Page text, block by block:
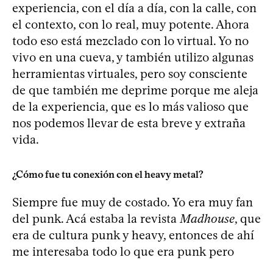
experiencia, con el día a día, con la calle, con
el contexto, con lo real, muy potente. Ahora
todo eso está mezclado con lo virtual. Yo no
vivo en una cueva, y también utilizo algunas
herramientas virtuales, pero soy consciente
de que también me deprime porque me aleja
de la experiencia, que es lo más valioso que
nos podemos llevar de esta breve y extraña
vida.
¿Cómo fue tu conexión con el heavy metal?
Siempre fue muy de costado. Yo era muy fan
del punk. Acá estaba la revistaMadhouse, que
era de cultura punk y heavy, entonces de ahí
me interesaba todo lo que era punk pero